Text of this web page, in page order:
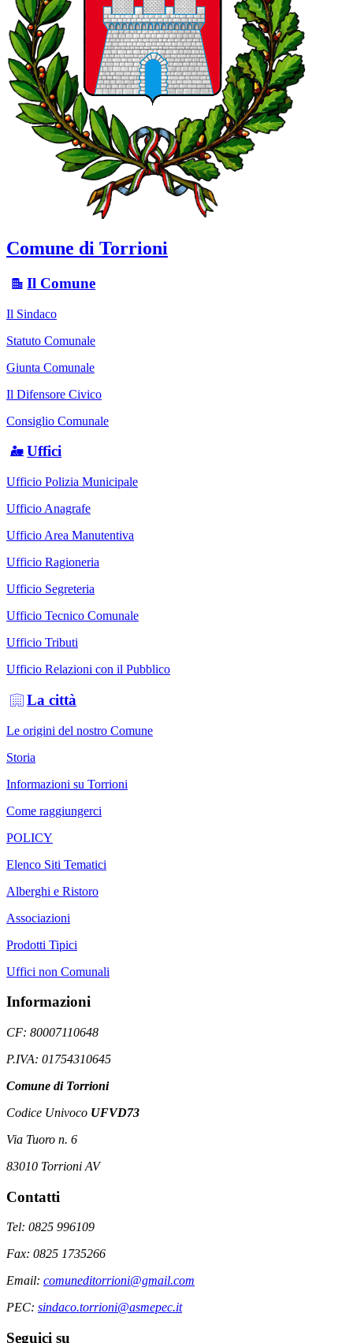
Comune di Torrioni
Il Comune
Il Sindaco
Statuto Comunale
Giunta Comunale
Il Difensore Civico
Consiglio Comunale
Uffici
Ufficio Polizia Municipale
Ufficio Anagrafe
Ufficio Area Manutentiva
Ufficio Ragioneria
Ufficio Segreteria
Ufficio Tecnico Comunale
Ufficio Tributi
Ufficio Relazioni con il Pubblico
La città
Le origini del nostro Comune
Storia
Informazioni su Torrioni
Come raggiungerci
POLICY
Elenco Siti Tematici
Alberghi e Ristoro
Associazioni
Prodotti Tipici
Uffici non Comunali
Informazioni
CF: 80007110648
P.IVA: 01754310645
Comune di Torrioni
Codice Univoco UFVD73
Via Tuoro n. 6
83010 Torrioni AV
Contatti
Tel: 0825 996109
Fax: 0825 1735266
Email: comuneditorrioni@gmail.com
PEC: sindaco.torrioni@asmepec.it
Seguici su